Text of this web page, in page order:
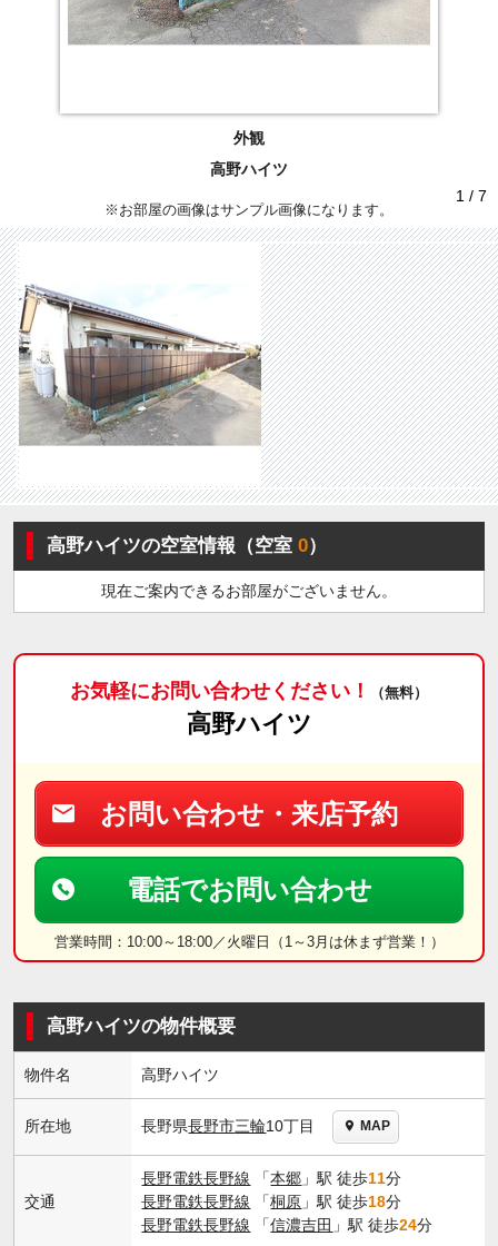
外観
高野ハイツ
1 / 7
※お部屋の画像はサンプル画像になります。
高野ハイツの空室情報（空室0）
現在ご案内できるお部屋がございません。
お気軽にお問い合わせください！ （無料）
高野ハイツ
お問い合わせ・来店予約
電話でお問い合わせ
営業時間：10:00～18:00／火曜日（1～3月は休まず営業！）
高野ハイツの物件概要
物件名 高野ハイツ
所在地 長野県長野市三輪10丁目 MAP
交通
長野電鉄長野線 「本郷 」駅 徒歩11分
長野電鉄長野線 「桐原 」駅 徒歩18分
長野電鉄長野線 「信濃吉田 」駅 徒歩24分